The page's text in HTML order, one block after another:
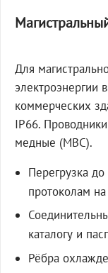
Для
коммерческих
IP66.
медные (МВС).
Перегрузка
протоколам на
каталогу и
Рёбра